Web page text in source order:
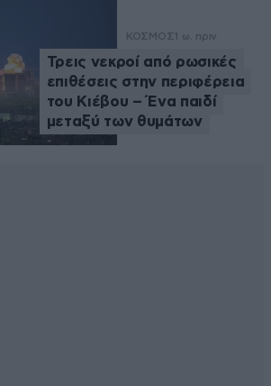
ΚΟΣΜΟΣ 1 ω. πριν
Τρεις νεκροί από ρωσικές
επιθέσεις στην περιφέρεια
του Κιέβου – Ένα παιδί
μεταξύ των θυμάτων